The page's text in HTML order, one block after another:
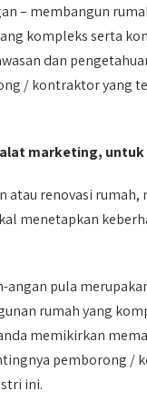
– membangun
kompleks serta
dan
/ kontraktor yang
marketing,
atau renovasi
menetapkan
angan pula
rumah yang
memikirkan
pemborong /
ini.